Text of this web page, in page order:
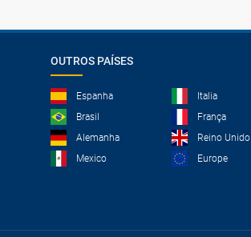
OUTROS PAÍSES
Espanha
Italia
Brasil
França
Alemanha
Reino Unido
Mexico
Europe